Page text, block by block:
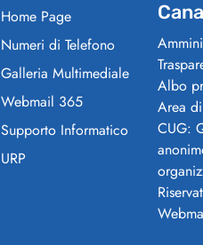
Home Page
Numeri di Telefono
Galleria Multimediale
Webmail 365
Supporto Informatico
URP
Albo
Area
CUG: